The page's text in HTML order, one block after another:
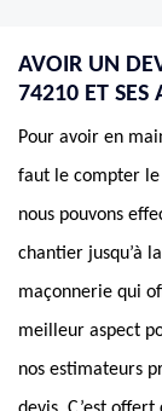
AVOIR UN
74210 ET SES
Pour avoir en
faut le compter
nous pouvons
chantier jusqu’à
maçonnerie qui
meilleur aspect
nos estimateurs